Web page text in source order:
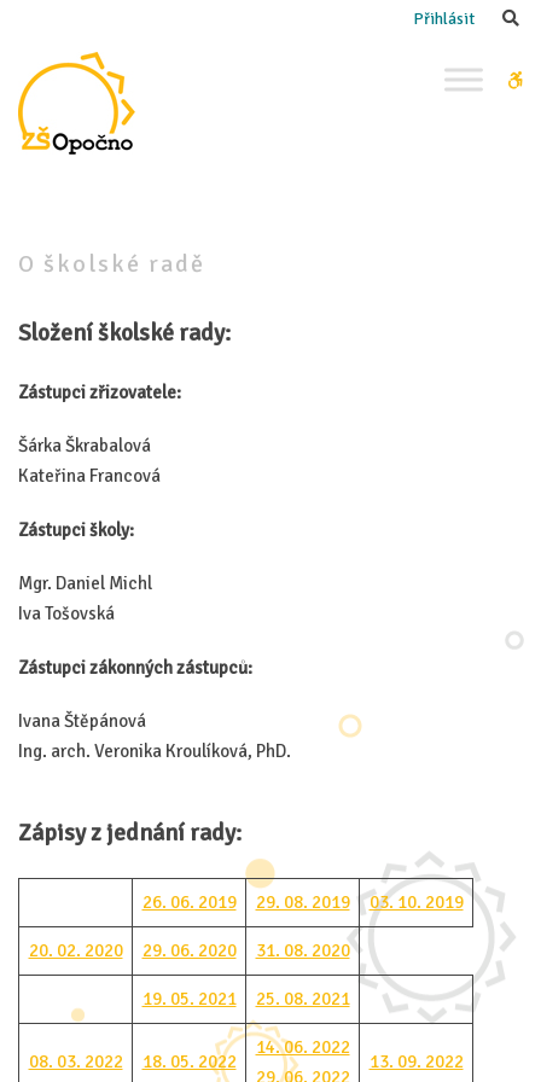
radě
Přihlásit
O školské radě
Složení školské rady:
Zástupci zřizovatele:
Šárka Škrabalová
Kateřina Francová
Zástupci školy:
Mgr. Daniel Michl
Iva Tošovská
Zástupci zákonných zástupců:
Ivana Štěpánová
Ing. arch. Veronika Kroulíková, PhD.
Zápisy z jednání rady:
26. 06. 2019 29. 08. 2019 03. 10. 2019
20. 02. 2020 29. 06. 2020 31. 08. 2020
19. 05. 2021 25. 08. 2021
08. 03. 2022 18. 05. 2022
14. 06. 2022
29. 06. 2022
13. 09. 2022